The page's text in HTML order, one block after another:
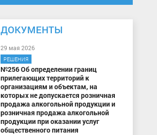
ДОКУМЕНТЫ
29 мая 2026
РЕШЕНИЯ
№256 Об определении границ
прилегающих территорий к
организациям и объектам, на
которых не допускается розничная
продажа алкогольной продукции и
розничная продажа алкогольной
продукции при оказании услуг
общественного питания